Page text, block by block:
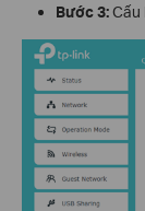
Bước 3:Cấu